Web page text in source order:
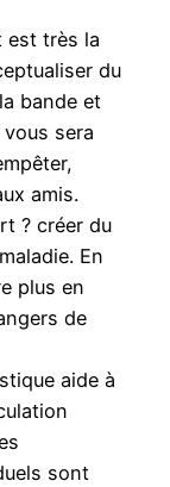
est très la
du
bande et
sera
amis.
? créer du
En
plus en
de
aide à
sont